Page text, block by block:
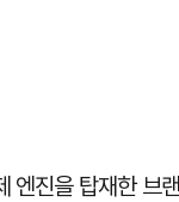
엔진을 탑재한 브